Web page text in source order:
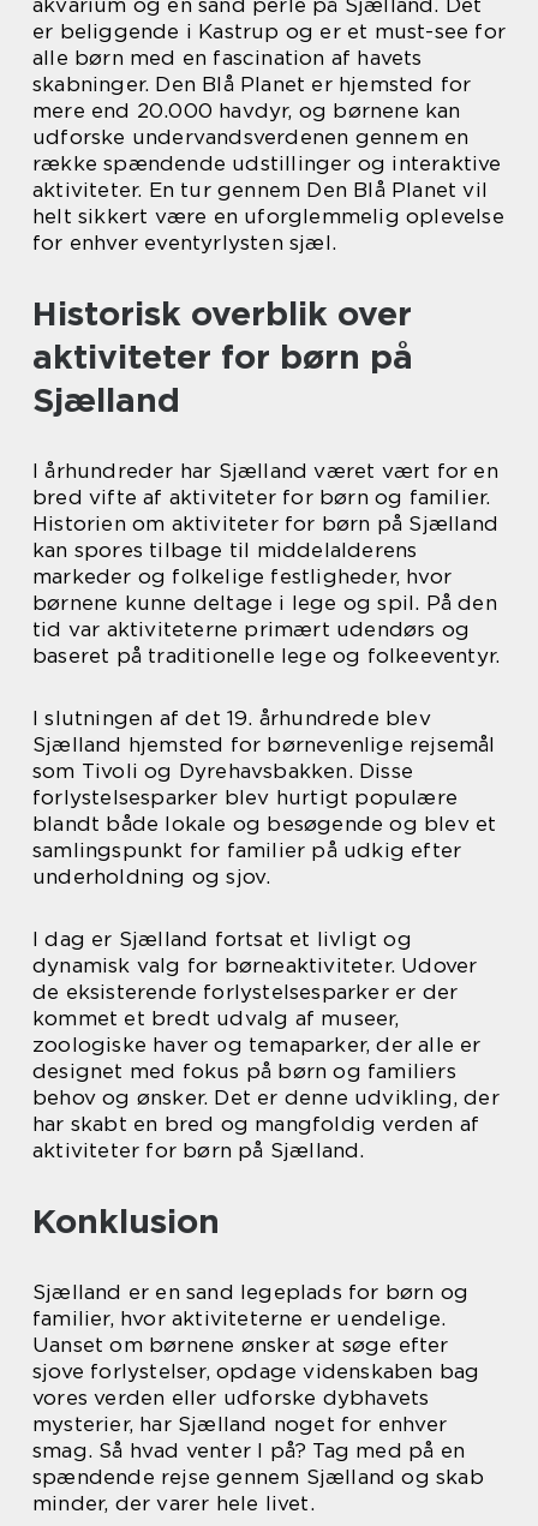
akvarium og en sand perle på Sjælland. Det
er beliggende i Kastrup og er et must-see for
alle børn med en fascination af havets
skabninger. Den Blå Planet er hjemsted for
mere end 20.000 havdyr, og børnene kan
udforske undervandsverdenen gennem en
række spændende udstillinger og interaktive
aktiviteter. En tur gennem Den Blå Planet vil
helt sikkert være en uforglemmelig oplevelse
for enhver eventyrlysten sjæl.
Historisk overblik over
aktiviteter for børn på
Sjælland
I århundreder har Sjælland været vært for en
bred vifte af aktiviteter for børn og familier.
Historien om aktiviteter for børn på Sjælland
kan spores tilbage til middelalderens
markeder og folkelige festligheder, hvor
børnene kunne deltage i lege og spil. På den
tid var aktiviteterne primært udendørs og
baseret på traditionelle lege og folkeeventyr.
I slutningen af det 19. århundrede blev
Sjælland hjemsted for børnevenlige rejsemål
som Tivoli og Dyrehavsbakken. Disse
forlystelsesparker blev hurtigt populære
blandt både lokale og besøgende og blev et
samlingspunkt for familier på udkig efter
underholdning og sjov.
I dag er Sjælland fortsat et livligt og
dynamisk valg for børneaktiviteter. Udover
de eksisterende forlystelsesparker er der
kommet et bredt udvalg af museer,
zoologiske haver og temaparker, der alle er
designet med fokus på børn og familiers
behov og ønsker. Det er denne udvikling, der
har skabt en bred og mangfoldig verden af
aktiviteter for børn på Sjælland.
Konklusion
Sjælland er en sand legeplads for børn og
familier, hvor aktiviteterne er uendelige.
Uanset om børnene ønsker at søge efter
sjove forlystelser, opdage videnskaben bag
vores verden eller udforske dybhavets
mysterier, har Sjælland noget for enhver
smag. Så hvad venter I på? Tag med på en
spændende rejse gennem Sjælland og skab
minder, der varer hele livet.